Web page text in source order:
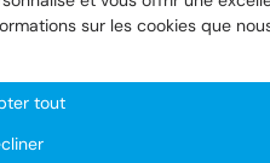
sur les cookies que
tout